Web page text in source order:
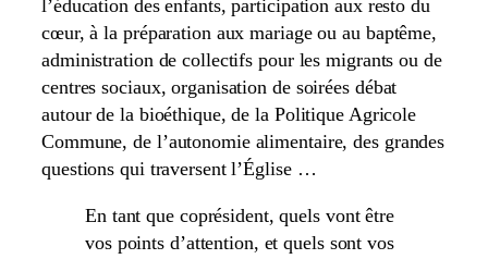
l’éducation des enfants, participation aux resto du
cœur, à la préparation aux mariage ou au baptême,
administration de collectifs pour les migrants ou de
centres sociaux, organisation de soirées débat
autour de la bioéthique, de la Politique Agricole
Commune, de l’autonomie alimentaire, des grandes
questions qui traversent l’Église …
En tant que coprésident, quels vont être
vos points d’attention, et quels sont vos